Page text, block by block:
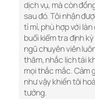
dịch vụ, mà còn
sau đó. Tôi nhận
tỉ mỉ, phù hợp với
buổi kiểm tra định
ngũ chuyên viên
thăm, nhắc lịch tái
mọi thắc mắc. Cảm
như vậy khiến tôi
tưởng.